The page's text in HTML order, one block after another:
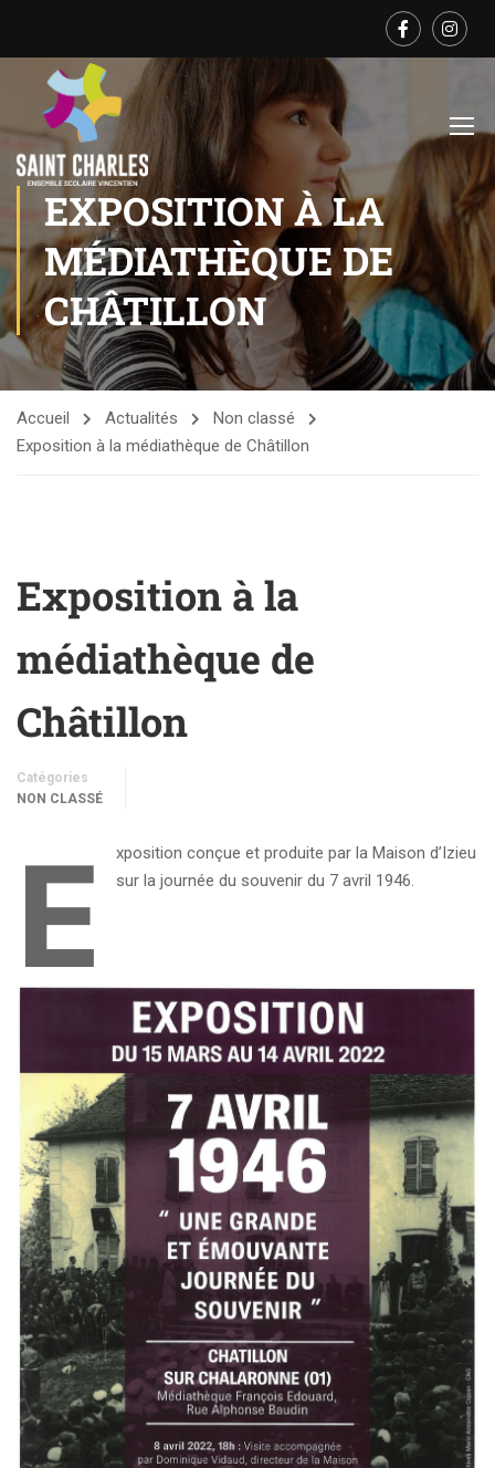
EXPOSITION À LA
MÉDIATHÈQUE DE
CHÂTILLON
Accueil Actualités
Non classé
Exposition à la médiathèque de Châtillon
Exposition à la
médiathèque de
Châtillon
Catégories
NON CLASSÉ
E
xposition conçue et produite par la Maison d’Izieu
sur la journée du souvenir du 7 avril 1946.